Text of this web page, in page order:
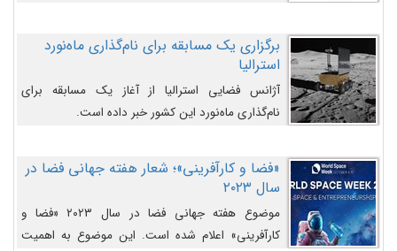
را وارد مسیر از پیش تعیین‌شده کند و سپس با یک
مکانیزم جدید با موفقیت از آن جدا شود. ‌
برگزاری یک مسابقه برای نام‌گذاری ماه‌نورد
استرالیا
آژانس فضایی استرالیا از آغاز یک مسابقه برای
نام‌گذاری ماه‌نورد این کشور خبر داده است.
«فضا و کارآفرینی»؛ شعار هفته جهانی فضا در
سال ۲۰۲۳
موضوع هفته جهانی فضا در سال ۲۰۲۳ «فضا و
کارآفرینی» اعلام شده است. این موضوع به اهمیت